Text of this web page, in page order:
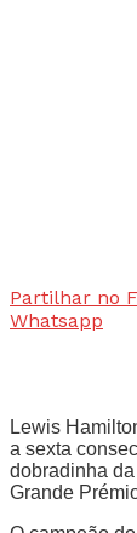
Partilhar no
Whatsapp
Lewis
a sexta
dobradinha
Grande